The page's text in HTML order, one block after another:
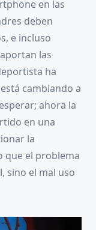
en las
deben
e incluso
las
ha
cambiando a
ahora la
en una
la
que el problema
sino el mal uso